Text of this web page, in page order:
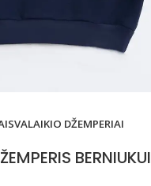
DŽEMPERIAI
BERNIUKUI